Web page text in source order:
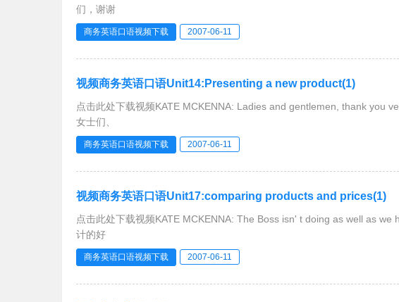
们，谢谢
商务英语口语视频下载 2007-06-11
视频商务英语口语Unit14:Presenting a new product(1)
点击此处下载视频KATE MCKENNA: Ladies and gentlemen, thank you
女士们、
商务英语口语视频下载 2007-06-11
视频商务英语口语Unit17:comparing products and prices(1)
点击此处下载视频KATE MCKENNA: The Boss isn' t doing as well as we
计的好
商务英语口语视频下载 2007-06-11